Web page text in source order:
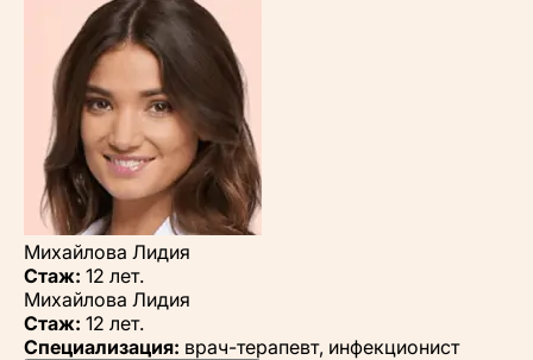
Михайлова Лидия
Стаж: 12 лет.
Михайлова Лидия
Стаж: 12 лет.
Специализация: врач-терапевт, инфекционист